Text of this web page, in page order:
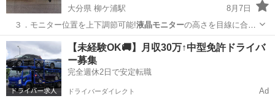
大分県 柳ケ浦駅
8月7日
３．モニター位置を上下調節可能!液晶モニターの高さを目線に合わ
せて簡単に変更で…
大分 宇佐市 柳ケ浦駅 周辺機器
【未経験OK🚚】月収30万↑中型免許ドライバ
ー募集
完全週休2日で安定転職
ドライバーダイレクト Ad